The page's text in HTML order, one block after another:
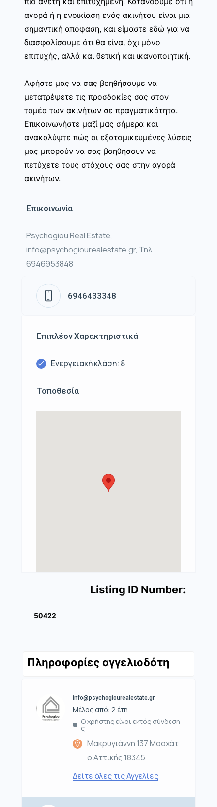
αγορά ή η ενοικίαση ενός ακινήτου είναι μια
σημαντική απόφαση, και είμαστε εδώ για να
διασφαλίσουμε ότι θα είναι όχι μόνο
επιτυχής, αλλά και θετική και ικανοποιητική.
Αφήστε μας να σας βοηθήσουμε να
μετατρέψετε τις προσδοκίες σας στον
τομέα των ακινήτων σε πραγματικότητα.
Επικοινωνήστε μαζί μας σήμερα και
ανακαλύψτε πώς οι εξατομικευμένες λύσεις
μας μπορούν να σας βοηθήσουν να
πετύχετε τους στόχους σας στην αγορά
ακινήτων.
Επικοινωνία
Psychogiou Real Estate,
info@psychogiourealestate.gr, Τηλ.
6946953848
6946433348
Επιπλέον Χαρακτηριστικά
Ενεργειακή κλάση: 8
Τοποθεσία
Listing ID Number:
50422
Πληροφορίες αγγελιοδότη
info@psychogiourealestate.gr
Μέλος από: 2 έτη
Ο χρήστης είναι εκτός σύνδεση
ς
Μακρυγιάννη 137 Μοσχάτ
ο Αττικής 18345
Δείτε όλες τις Αγγελίες